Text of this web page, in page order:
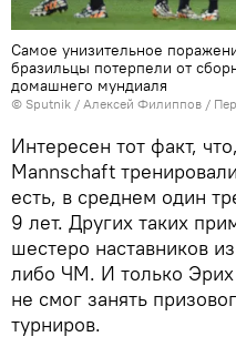
Самое унизительное
бразильцы потерпели от
домашнего мундиаля
© Sputnik / Алексей Филиппов /
Интересен тот факт,
Mannschaft
есть, в среднем один
9 лет. Других таких
шестеро наставников
либо ЧМ. И только
не смог занять
турниров.